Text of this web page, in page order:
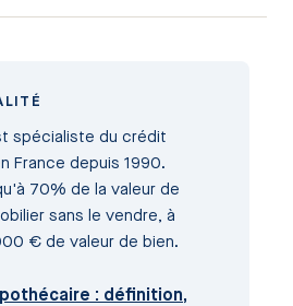
spécialiste du crédit
France depuis 1990.
70% de la valeur de
sans le vendre, à
€ de valeur de bien.
: définition,